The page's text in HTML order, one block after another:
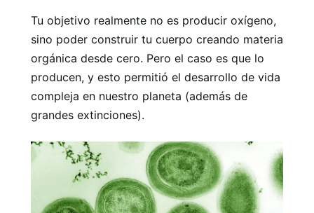
Tu objetivo realmente no es producir oxígeno,
sino poder construir tu cuerpo creando materia
orgánica desde cero. Pero el caso es que lo
producen, y esto permitió el desarrollo de vida
compleja en nuestro planeta (además de
grandes extinciones).